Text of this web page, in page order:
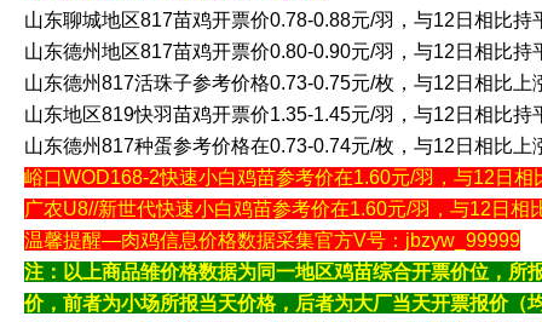
山东聊城地区817苗鸡开票价0.78-0.88元/羽，与12日相比持
山东德州地区817苗鸡开票价0.80-0.90元/羽，与12日相比持
山东德州817活珠子参考价格0.73-0.75元/枚，与12日相比上
山东地区819快羽苗鸡开票价1.35-1.45元/羽，与12日相比持
山东德州817种蛋参考价格在0.73-0.74元/枚，与12日相比上
峪口WOD168-2快速小白鸡苗参考价在1.60元/羽，与12日相
广农U8//新世代快速小白鸡苗参考价在1.60元/羽，与12日相
温馨提醒—肉鸡信息价格数据采集官方V号：jbzyw_99999
注：以上商品雏价格数据为同一地区鸡苗综合开票价位，所
价，前者为小场所报当天价格，后者为大厂当天开票报价（